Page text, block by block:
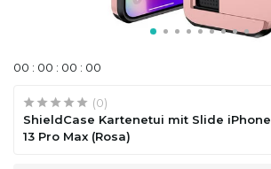
00 : 00 : 00 : 00
(0)
ShieldCase Kartenetui mit Slide iPhone
13 Pro Max (Rosa)